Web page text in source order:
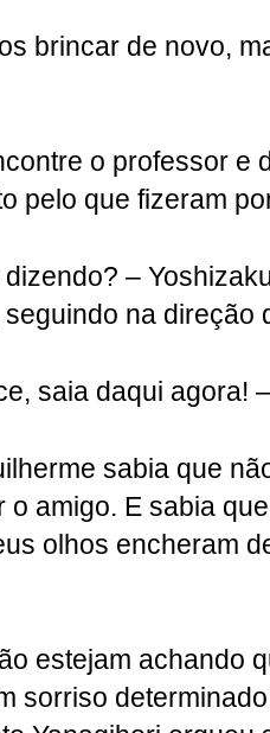
brincar de novo,
o professor e
pelo que fizeram
–
na direção
saia daqui agora!
sabia que
o amigo. E sabia
olhos encheram
estejam achando
sorriso